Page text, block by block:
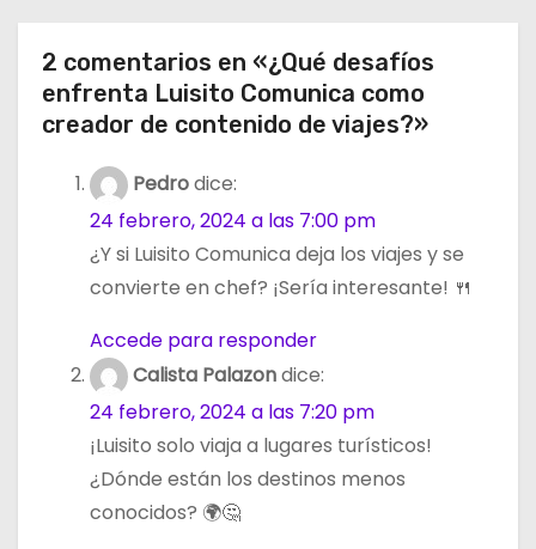
2 comentarios en «¿Qué desafíos
enfrenta Luisito Comunica como
creador de contenido de viajes?»
Pedrodice:
24 febrero, 2024 a las 7:00 pm
¿Y si Luisito Comunica deja los viajes y se
convierte en chef? ¡Sería interesante! 🍴
Accede para responder
Calista Palazondice:
24 febrero, 2024 a las 7:20 pm
¡Luisito solo viaja a lugares turísticos!
¿Dónde están los destinos menos
conocidos? 🌍🤔